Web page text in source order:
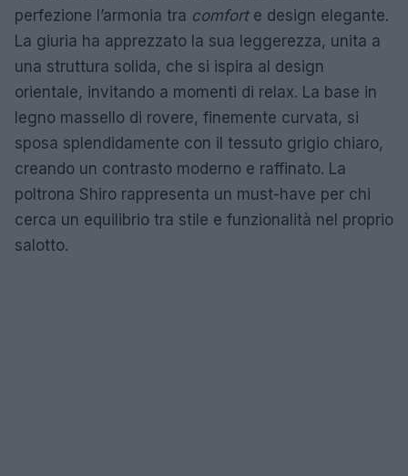
perfezione l’armonia tra comforte design elegante.
La giuria ha apprezzato la sua leggerezza, unita a
una struttura solida, che si ispira al design
orientale, invitando a momenti di relax. La base in
legno massello di rovere, finemente curvata, si
sposa splendidamente con il tessuto grigio chiaro,
creando un contrasto moderno e raffinato. La
poltrona Shiro rappresenta un must-have per chi
cerca un equilibrio tra stile e funzionalità nel proprio
salotto.